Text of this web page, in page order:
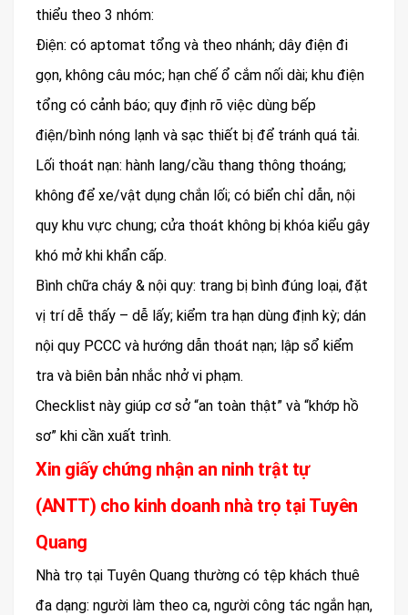
thiểu theo 3 nhóm:
Điện: có aptomat tổng và theo nhánh; dây điện đi
gọn, không câu móc; hạn chế ổ cắm nối dài; khu điện
tổng có cảnh báo; quy định rõ việc dùng bếp
điện/bình nóng lạnh và sạc thiết bị để tránh quá tải.
Lối thoát nạn: hành lang/cầu thang thông thoáng;
không để xe/vật dụng chắn lối; có biển chỉ dẫn, nội
quy khu vực chung; cửa thoát không bị khóa kiểu gây
khó mở khi khẩn cấp.
Bình chữa cháy & nội quy: trang bị bình đúng loại, đặt
vị trí dễ thấy – dễ lấy; kiểm tra hạn dùng định kỳ; dán
nội quy PCCC và hướng dẫn thoát nạn; lập sổ kiểm
tra và biên bản nhắc nhở vi phạm.
Checklist này giúp cơ sở “an toàn thật” và “khớp hồ
sơ” khi cần xuất trình.
Xin giấy chứng nhận an ninh trật tự
(ANTT) cho kinh doanh nhà trọ tại Tuyên
Quang
Nhà trọ tại Tuyên Quang thường có tệp khách thuê
đa dạng: người làm theo ca, người công tác ngắn hạn,